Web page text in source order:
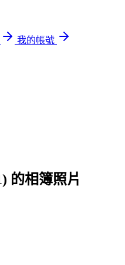
我的帳號
的相簿照片